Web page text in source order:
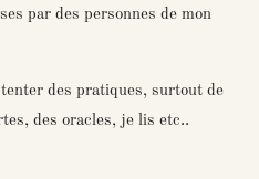
par des personnes de mon
des pratiques, surtout de
des oracles, je lis etc..